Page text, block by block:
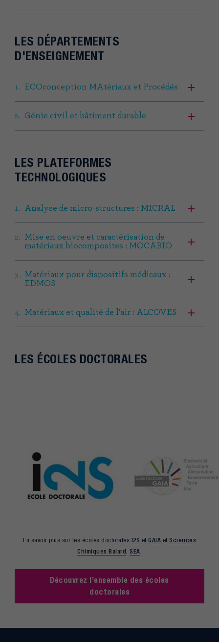
LES DÉPARTEMENTS
D'ENSEIGNEMENT
ECOconception MAtériaux et Procédés
Génie civil et bâtiment durable
LES PLATEFORMES
TECHNOLOGIQUES
Analyse de micro-structures : MICRAL
Mise en oeuvre et caractérisation de
matériaux biocomposites : MOCABIO
Matériaux pour dispositifs médicaux :
EDMOS
Matériaux et qualité de l'air : ALCOVES
LES ÉCOLES DOCTORALES
En savoir plus sur les écoles doctorales I2S et GAIA et Sciences
Chimiques Balard, SEA.
Découvrez l’ensemble des écoles
doctorales